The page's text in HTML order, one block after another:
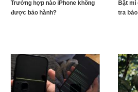
Trường hợp nào iPhone không
được bảo hành?
Bật mí
tra